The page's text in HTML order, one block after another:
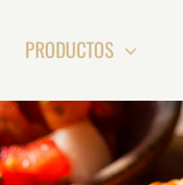
PRODUCTOS